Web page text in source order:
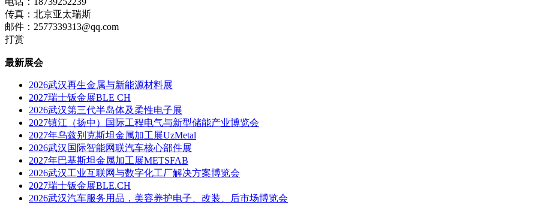
传真：北京亚太瑞斯
邮件：2577339313@qq.com
打赏
最新展会
2026武汉再生金属与新能源材料展
2027瑞士钣金展BLE CH
2026武汉第三代半岛体及柔性电子展
2027镇江（扬中）国际工程电气与新型储能产业博览会
2027年乌兹别克斯坦金属加工展UzMetal
2026武汉国际智能网联汽车核心部件展
2027年巴基斯坦金属加工展METSFAB
2026武汉工业互联网与数字化工厂解决方案博览会
2027瑞士钣金展BLE.CH
2026武汉汽车服务用品，美容养护电子、改装、后市场博览会